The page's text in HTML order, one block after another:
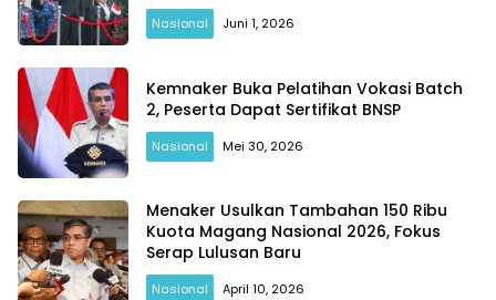
Nasional Juni 1, 2026
Kemnaker Buka Pelatihan Vokasi Batch
2, Peserta Dapat Sertifikat BNSP
Nasional Mei 30, 2026
Menaker Usulkan Tambahan 150 Ribu
Kuota Magang Nasional 2026, Fokus
Serap Lulusan Baru
Nasional April 10, 2026